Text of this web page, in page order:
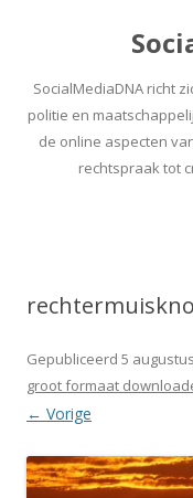
SocialMediaDNA richt
politie en
de online aspecten
rechtspraak tot
Gepubliceerd 5
groot formaat
← Vorige